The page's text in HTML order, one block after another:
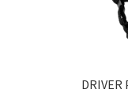
DRIVER